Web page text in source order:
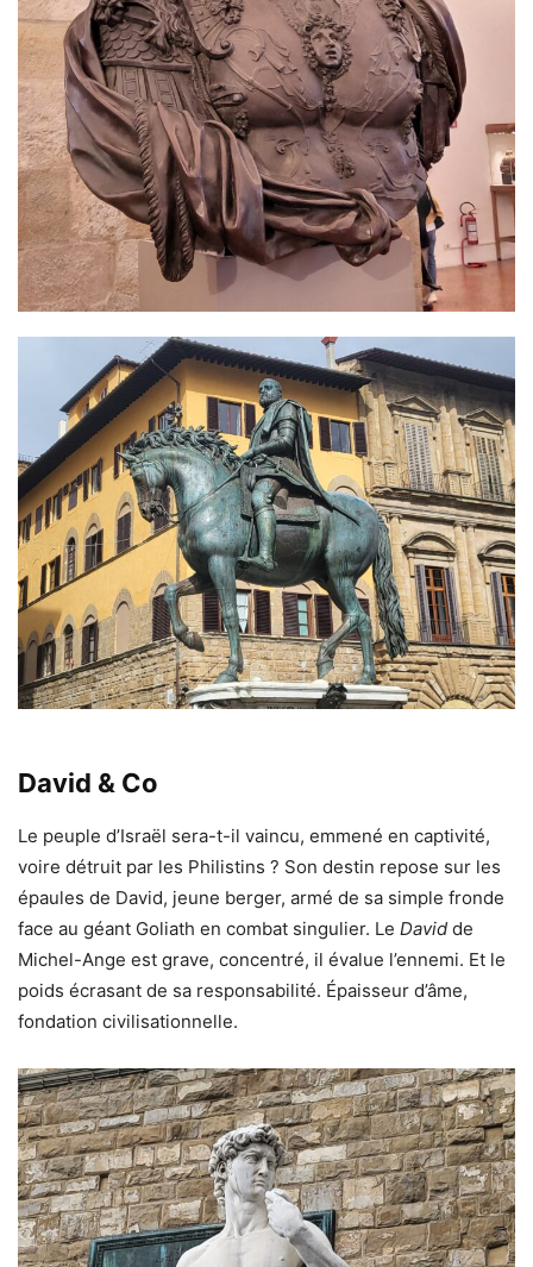
David & Co
Le peuple d’Israël sera-t-il vaincu, emmené en captivité,
voire détruit par les Philistins ? Son destin repose sur les
épaules de David, jeune berger, armé de sa simple fronde
face au géant Goliath en combat singulier. Le David de
Michel-Ange est grave, concentré, il évalue l’ennemi. Et le
poids écrasant de sa responsabilité. Épaisseur d’âme,
fondation civilisationnelle.